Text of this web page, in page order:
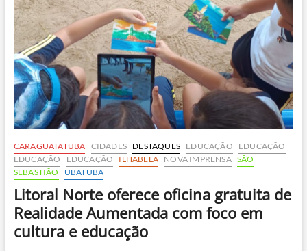
gratuita
de
animação
para
jovens
CARAGUATATUBA CIDADES DESTAQUES EDUCAÇÃO
EDUCAÇÃO
EDUCAÇÃO
EDUCAÇÃO ILHABELA NOVA IMPRENSA SÃO
SEBASTIÃO
UBATUBA
Litoral Norte oferece oficina gratuita de
Realidade Aumentada com foco em
cultura e educação